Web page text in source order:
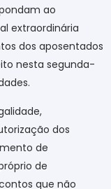
ao
extraordinária
dos aposentados
nesta segunda-
dos
de
de
que não